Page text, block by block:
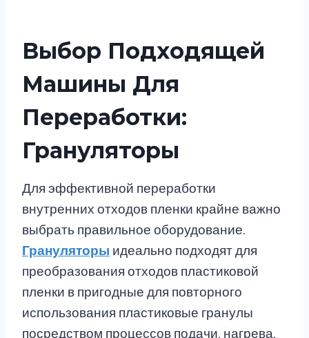
Выбор Подходящей
Машины Для
Переработки:
Грануляторы
Для эффективной переработки
внутренних отходов пленки крайне важно
выбрать правильное оборудование.
Грануляторы идеально подходят для
преобразования отходов пластиковой
пленки в пригодные для повторного
использования пластиковые гранулы
посредством процессов подачи, нагрева,